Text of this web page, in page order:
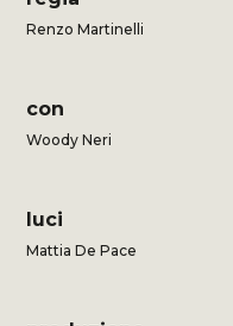
Renzo Martinelli
con
Woody Neri
luci
Mattia De Pace